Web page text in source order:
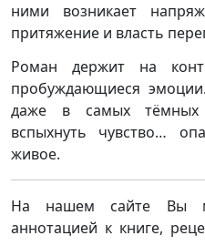
ними возникает
притяжение и власть
Роман держит на
пробуждающиеся
даже в самых тёмных
вспыхнуть чувство…
живое.
На нашем сайте Вы
аннотацией к книге,